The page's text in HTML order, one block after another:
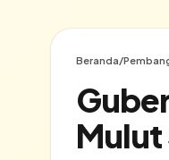
Beranda/
Mulut